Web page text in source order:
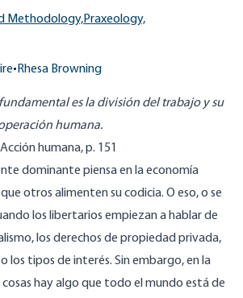
Methodology,Praxeology,
• Rhesa Browning
es la división del trabajo y su
humana.
humana, p. 151
dominante piensa en la economía
otros alimenten su codicia. O eso, o se
los libertarios empiezan a hablar de
los derechos de propiedad privada,
los tipos de interés. Sin embargo, en la
hay algo que todo el mundo está de